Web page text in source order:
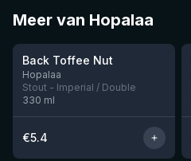
Meer van Hopalaa
★3.94
Back Toffee Nut
Hopalaa
Stout - Imperial / Double
330 ml
€5.4
★3.48